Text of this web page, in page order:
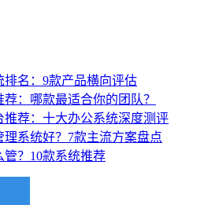
排名：9款产品横向评估
：哪款最适合你的团队？
推荐：十大办公系统深度测评
系统好？7款主流方案盘点
管？10款系统推荐